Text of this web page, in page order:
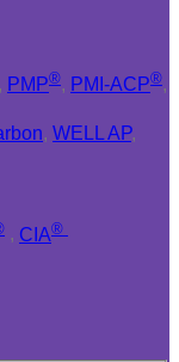
, PMP®, PMI-ACP®,
, WELL AP,
, CIA®